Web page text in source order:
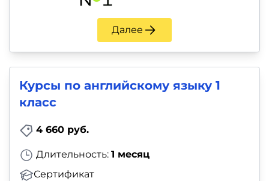
Далее
Курсы по английскому языку 1
класс
4 660 руб.
Длительность: 1 месяц
Сертификат